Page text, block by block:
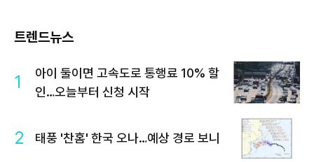
트렌드뉴스
1
아이 둘이면 고속도로 통행료 10% 할
인…오늘부터 신청 시작
2 태풍 '찬홈' 한국 오나…예상 경로 보니